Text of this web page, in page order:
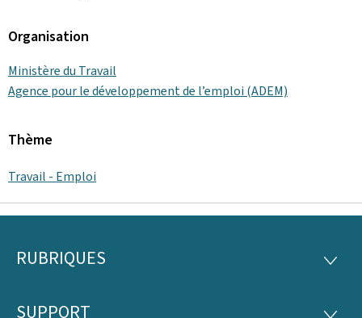
Organisation
Ministère du Travail
Agence pour le développement de l’emploi (ADEM)
Thème
Travail - Emploi
Pied
RUBRIQUES
SUPPORT